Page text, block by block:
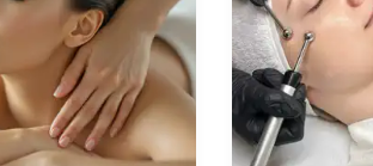
hodnotenie
luxusnej starostlivosti o pleť s
Deluxe! Čaká vás jedinečný
diagnostiky pleti cez hĺbkové